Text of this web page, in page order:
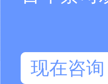
现在咨询